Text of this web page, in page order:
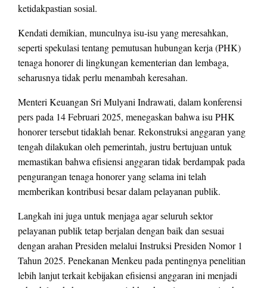
ketidakpastian sosial.
Kendati demikian, munculnya isu-isu yang meresahkan,
seperti spekulasi tentang pemutusan hubungan kerja (PHK)
tenaga honorer di lingkungan kementerian dan lembaga,
seharusnya tidak perlu menambah keresahan.
Menteri Keuangan Sri Mulyani Indrawati, dalam konferensi
pers pada 14 Februari 2025, menegaskan bahwa isu PHK
honorer tersebut tidaklah benar. Rekonstruksi anggaran yang
tengah dilakukan oleh pemerintah, justru bertujuan untuk
memastikan bahwa efisiensi anggaran tidak berdampak pada
pengurangan tenaga honorer yang selama ini telah
memberikan kontribusi besar dalam pelayanan publik.
Langkah ini juga untuk menjaga agar seluruh sektor
pelayanan publik tetap berjalan dengan baik dan sesuai
dengan arahan Presiden melalui Instruksi Presiden Nomor 1
Tahun 2025. Penekanan Menkeu pada pentingnya penelitian
lebih lanjut terkait kebijakan efisiensi anggaran ini menjadi